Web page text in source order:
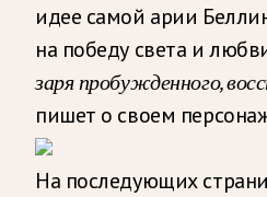
идее самой арии
на победу света и
заря пробужденного,
пишет о своем
На последующих